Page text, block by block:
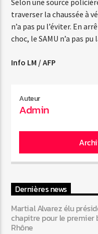
Web-Radio-
Selon une source
traverser la chaussée à
n’a pas pu l’éviter. En
choc, le SAMU n’a pas
Info LM / AFP
Auteur
Admin
Dernières news
Martial Alvarez élu
chapitre pour le premier
Rhône